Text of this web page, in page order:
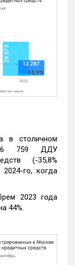
в столичном
36 759 ДДУ
(-35,8%
2024-го, когда
2023 года
44%.